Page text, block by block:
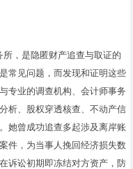
，是隐匿财产追查与取证的
常见问题，而发现和证明这些
专业的调查机构、会计师事务
析、股权穿透核查、不动产信
她曾成功追查多起涉及离岸账
件，为当事人挽回经济损失数
诉讼初期即冻结对方资产，防